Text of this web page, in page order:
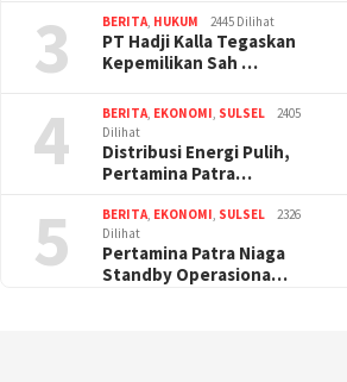
3 BERITA, HUKUM 2445 Dilihat
PT Hadji Kalla Tegaskan
Kepemilikan Sah …
4 BERITA, EKONOMI, SULSEL
2405
Dilihat
Distribusi Energi Pulih,
Pertamina Patra…
5 BERITA, EKONOMI, SULSEL
2326
Dilihat
Pertamina Patra Niaga
Standby Operasiona…